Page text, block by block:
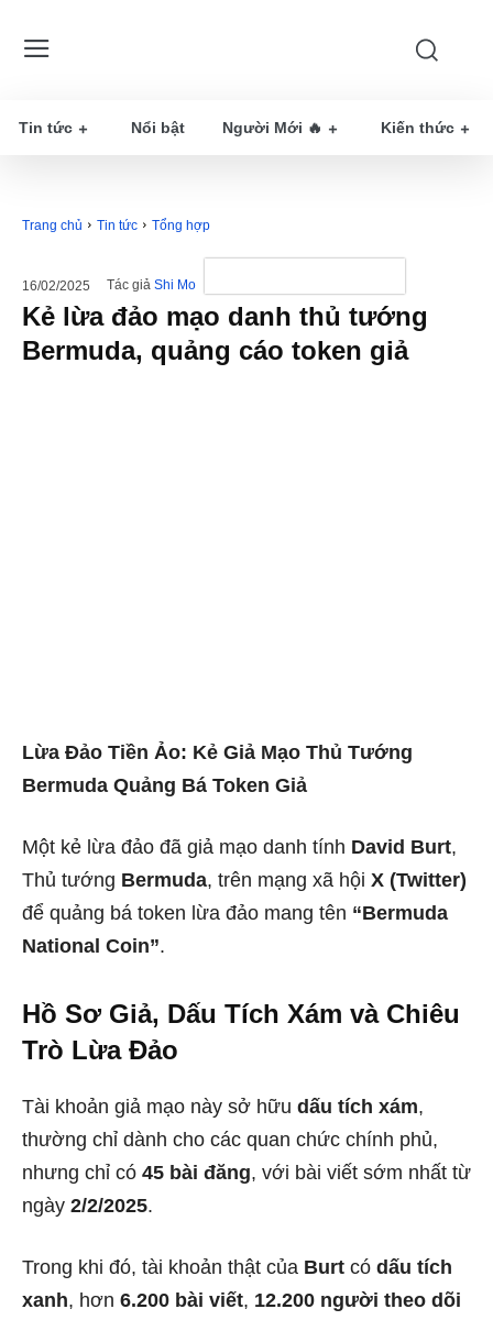
Tin tức Nổi bật Người Mới 🔥 Kiến thức
Trang chủ Tin tức Tổng hợp
16/02/2025 Tác giả Shi Mo
Kẻ lừa đảo mạo danh thủ tướng
Bermuda, quảng cáo token giả
Lừa Đảo Tiền Ảo: Kẻ Giả Mạo Thủ Tướng
Bermuda Quảng Bá Token Giả
Một kẻ lừa đảo đã giả mạo danh tính David Burt,
Thủ tướng Bermuda, trên mạng xã hội X (Twitter)
để quảng bá token lừa đảo mang tên “Bermuda
National Coin”.
Hồ Sơ Giả, Dấu Tích Xám và Chiêu
Trò Lừa Đảo
Tài khoản giả mạo này sở hữu dấu tích xám,
thường chỉ dành cho các quan chức chính phủ,
nhưng chỉ có 45 bài đăng, với bài viết sớm nhất từ
ngày 2/2/2025.
Trong khi đó, tài khoản thật của Burt có dấu tích
xanh, hơn 6.200 bài viết, 12.200 người theo dõi